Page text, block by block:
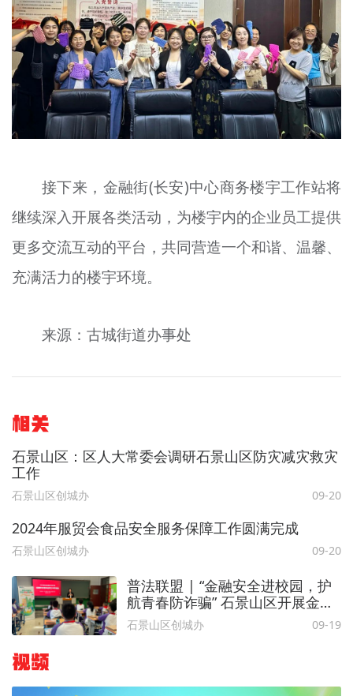
接下来，金融街(长安)中心商务楼宇工作站将
继续深入开展各类活动，为楼宇内的企业员工提供
更多交流互动的平台，共同营造一个和谐、温馨、
充满活力的楼宇环境。
来源：古城街道办事处
相关
石景山区：区人大常委会调研石景山区防灾减灾救灾
工作
石景山区创城办 09-20
2024年服贸会食品安全服务保障工作圆满完成
石景山区创城办 09-20
普法联盟 | “金融安全进校园，护
航青春防诈骗” 石景山区开展金融
安全宣传活动
石景山区创城办 09-19
视频